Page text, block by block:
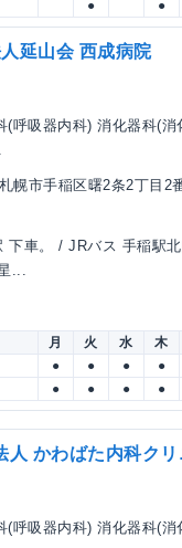
● ●
延山会 西成病院
(呼吸器内科) 消化器科(消
幌市手稲区曙2条2丁目2
下車。 / JRバス 手稲駅
...
月 火 水 木
● ● ● ●
● ● ● ●
人 かわばた内科クリ
(呼吸器内科) 消化器科(消